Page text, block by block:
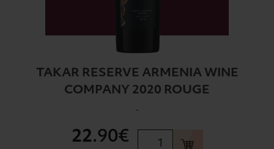
TAKAR RESERVE ARMENIA WINE
COMPANY 2020 ROUGE
-
22.90€